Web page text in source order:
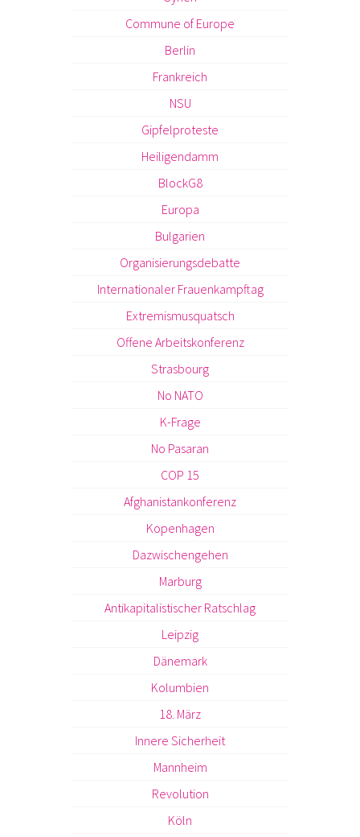
Commune of Europe
Berlin
Frankreich
NSU
Gipfelproteste
Heiligendamm
BlockG8
Europa
Bulgarien
Organisierungsdebatte
Internationaler Frauenkampftag
Extremismusquatsch
Offene Arbeitskonferenz
Strasbourg
No NATO
K-Frage
No Pasaran
COP 15
Afghanistankonferenz
Kopenhagen
Dazwischengehen
Marburg
Antikapitalistischer Ratschlag
Leipzig
Dänemark
Kolumbien
18. März
Innere Sicherheit
Mannheim
Revolution
Köln